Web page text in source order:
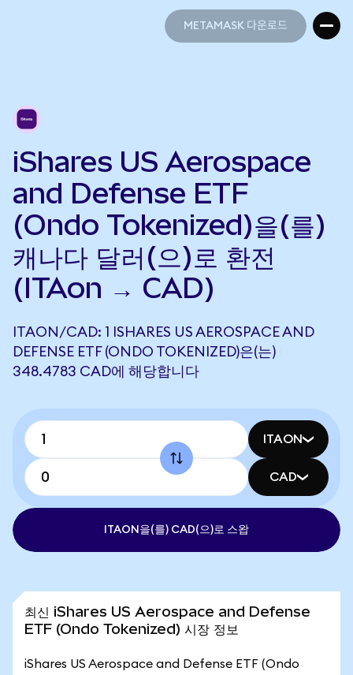
METAMASK 다운로드
iShares US Aerospace
and Defense ETF
(Ondo Tokenized)을(를)
캐나다 달러(으)로 환전
(ITAon → CAD)
ITAON/CAD: 1 ISHARES US AEROSPACE AND
DEFENSE ETF (ONDO TOKENIZED)은(는)
348.4783 CAD에 해당합니다
ITAON
CAD
ITAON을(를) CAD(으)로 스왑
최신 iShares US Aerospace and Defense
ETF (Ondo Tokenized) 시장 정보
iShares US Aerospace and Defense ETF (Ondo